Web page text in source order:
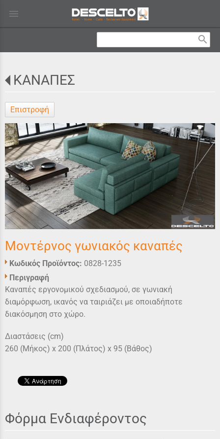
menu
search
ΚΑΝΑΠΕΣ
Επιστροφή
Μοντέρνος γωνιακός καναπές
Κωδικός Προϊόντος: 0828-1235
Περιγραφή
Καναπές εργονομικού σχεδιασμού, σε γωνιακή
διαμόρφωση, ικανός να ταιριάζει με οποιαδήποτε
διακόσμηση στο χώρο.
Διαστάσεις (cm)
260 (Μήκος) x 200 (Πλάτος) x 95 (Βάθος)
Φόρμα Ενδιαφέροντος